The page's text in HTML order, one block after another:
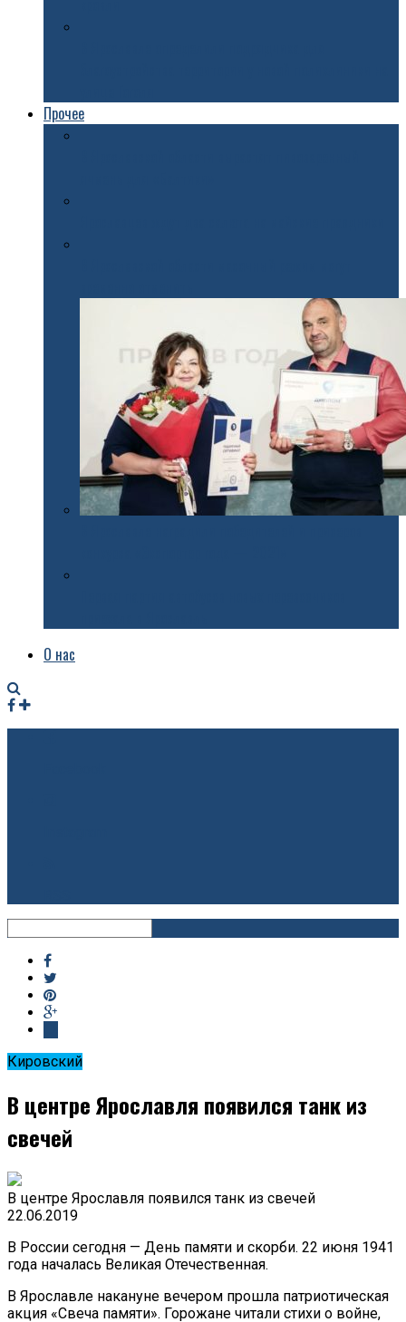
Прочее
О нас
Кировский
В центре Ярославля появился танк из
свечей
В центре Ярославля появился танк из свечей
22.06.2019
В России сегодня — День памяти и скорби. 22 июня 1941
года началась Великая Отечественная.
В Ярославле накануне вечером прошла патриотическая
акция «Свеча памяти». Горожане читали стихи о войне,